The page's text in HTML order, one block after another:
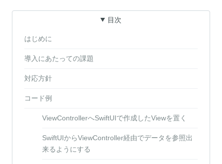
目次
はじめに
導入にあたっての課題
対応方針
コード例
ViewControllerへSwiftUIで作成したViewを置く
SwiftUIからViewController経由でデータを参照出
来るようにする